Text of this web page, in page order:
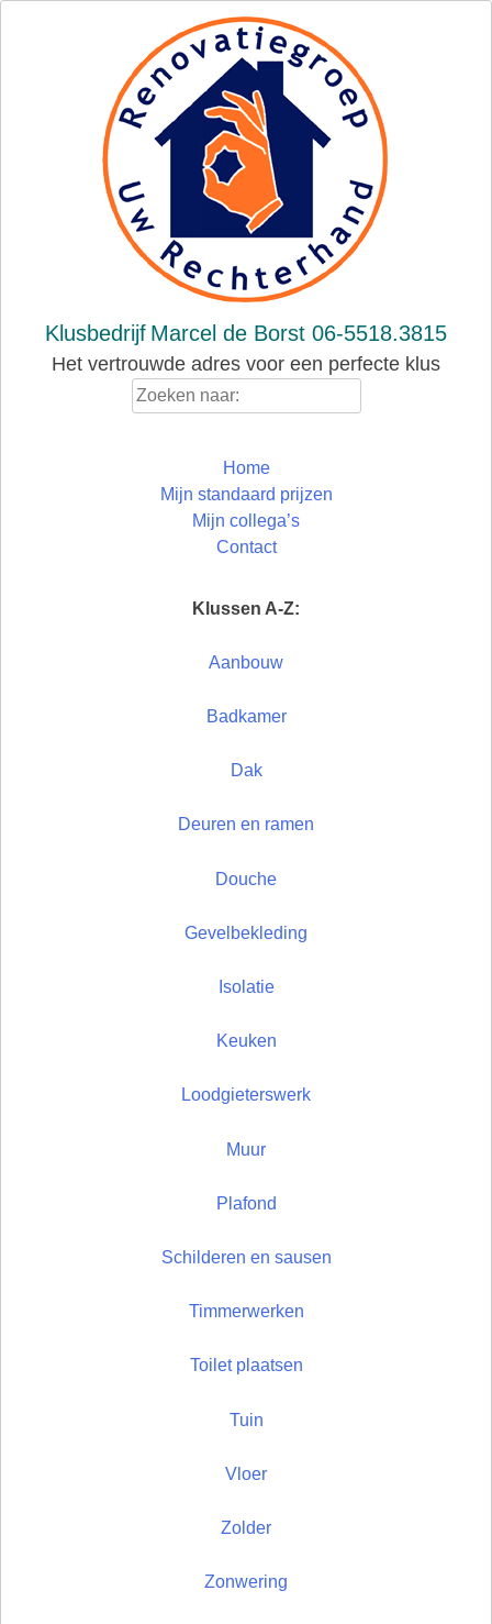
Klusbedrijf Marcel de Borst 06-5518.3815
Het vertrouwde adres voor een perfecte klus
Home
Mijn standaard prijzen
Mijn collega’s
Contact
Klussen A-Z:
Aanbouw
Badkamer
Dak
Deuren en ramen
Douche
Gevelbekleding
Isolatie
Keuken
Loodgieterswerk
Muur
Plafond
Schilderen en sausen
Timmerwerken
Toilet plaatsen
Tuin
Vloer
Zolder
Zonwering